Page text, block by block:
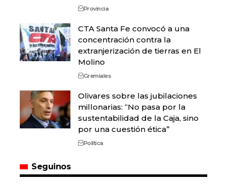
Provincia
CTA Santa Fe convocó a una
concentración contra la
extranjerización de tierras en El
Molino
Gremiales
Olivares sobre las jubilaciones
millonarias: “No pasa por la
sustentabilidad de la Caja, sino
por una cuestión ética”
Política
Seguinos